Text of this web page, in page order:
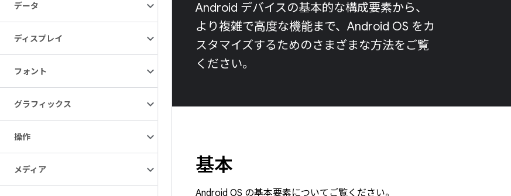
データ
ディスプレイ
フォント
グラフィックス
操作
メディア
Android デバイスの基本的な構成要素から、
より複雑で高度な機能まで、Android OS をカ
スタマイズするためのさまざまな方法をご覧
ください。
基本
Android OS の基本要素についてご覧ください。